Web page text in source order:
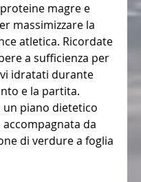
magre e
massimizzare la
atletica. Ricordate
a sufficienza per
idratati durante
e la partita.
un piano dietetico
da
di verdure a foglia